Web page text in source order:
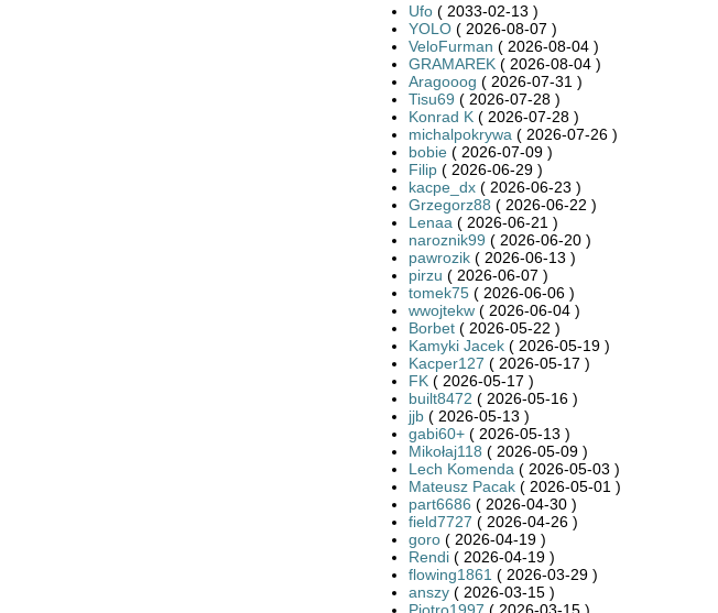
Ufo( 2033-02-13 )
YOLO( 2026-08-07 )
VeloFurman ( 2026-08-04 )
GRAMAREK( 2026-08-04 )
Aragooog ( 2026-07-31 )
Tisu69 ( 2026-07-28 )
Konrad K( 2026-07-28 )
michalpokrywa ( 2026-07-26 )
bobie( 2026-07-09 )
Filip( 2026-06-29 )
kacpe_dx( 2026-06-23 )
Grzegorz88 ( 2026-06-22 )
Lenaa ( 2026-06-21 )
naroznik99 ( 2026-06-20 )
pawrozik( 2026-06-13 )
pirzu ( 2026-06-07 )
tomek75( 2026-06-06 )
wwojtekw( 2026-06-04 )
Borbet( 2026-05-22 )
Kamyki Jacek( 2026-05-19 )
Kacper127 ( 2026-05-17 )
FK( 2026-05-17 )
built8472 ( 2026-05-16 )
jjb( 2026-05-13 )
gabi60+( 2026-05-13 )
Mikołaj118 ( 2026-05-09 )
Lech Komenda ( 2026-05-03 )
Mateusz Pacak( 2026-05-01 )
part6686 ( 2026-04-30 )
field7727 ( 2026-04-26 )
goro( 2026-04-19 )
Rendi( 2026-04-19 )
flowing1861 ( 2026-03-29 )
anszy( 2026-03-15 )
Piotro1997 ( 2026-03-15 )